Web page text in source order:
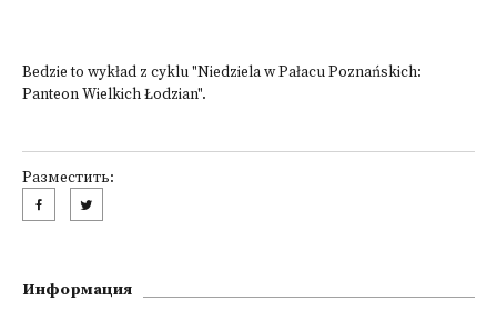
Bedzie to wykład z cyklu "Niedziela w Pałacu Poznańskich:
Panteon Wielkich Łodzian".
Разместить:
Информация